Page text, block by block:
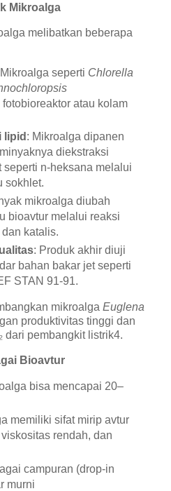
Mikroalga
melibatkan beberapa
seperti Chlorella
atau kolam
lipid : Mikroalga dipanen
diekstraksi
seperti n-heksana melalui
sokhlet.
mikroalga diubah
bioavtur melalui reaksi
katalis.
: Produk akhir diuji
bahan bakar jet seperti
STAN 91-91.
mikroalga Euglena
produktivitas tinggi dan
dari pembangkit listrik4.
Bioavtur
bisa mencapai 20–
memiliki sifat mirip avtur
rendah, dan
campuran (drop-in
murni